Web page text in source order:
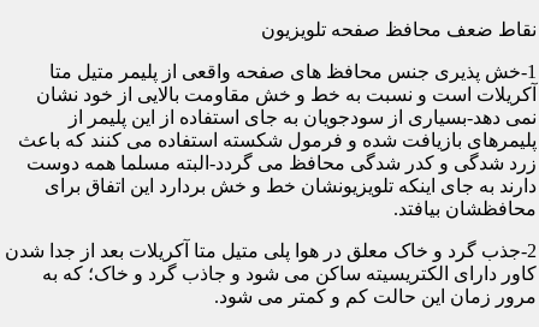
نقاط ضعف محافظ صفحه تلویزیون
1-خش پذیری جنس محافظ های صفحه واقعی از پلیمر متیل متا
آکریلات است و نسبت به خط و خش مقاومت بالایی از خود نشان
نمی دهد-بسیاری از سودجویان به جای استفاده از این پلیمر از
پلیمرهای بازیافت شده و فرمول شکسته استفاده می کنند که باعث
زرد شدگی و کدر شدگی محافظ می گردد-البته مسلما همه دوست
دارند به جای اینکه تلویزیونشان خط و خش بردارد این اتفاق برای
محافظشان بیافتد.
2-جذب گرد و خاک معلق در هوا پلی متیل متا آکریلات بعد از جدا شدن
کاور دارای الکتریسیته ساکن می شود و جاذب گرد و خاک؛ که به
مرور زمان این حالت کم و کمتر می شود.